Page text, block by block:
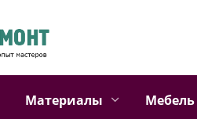
Материалы Мебель